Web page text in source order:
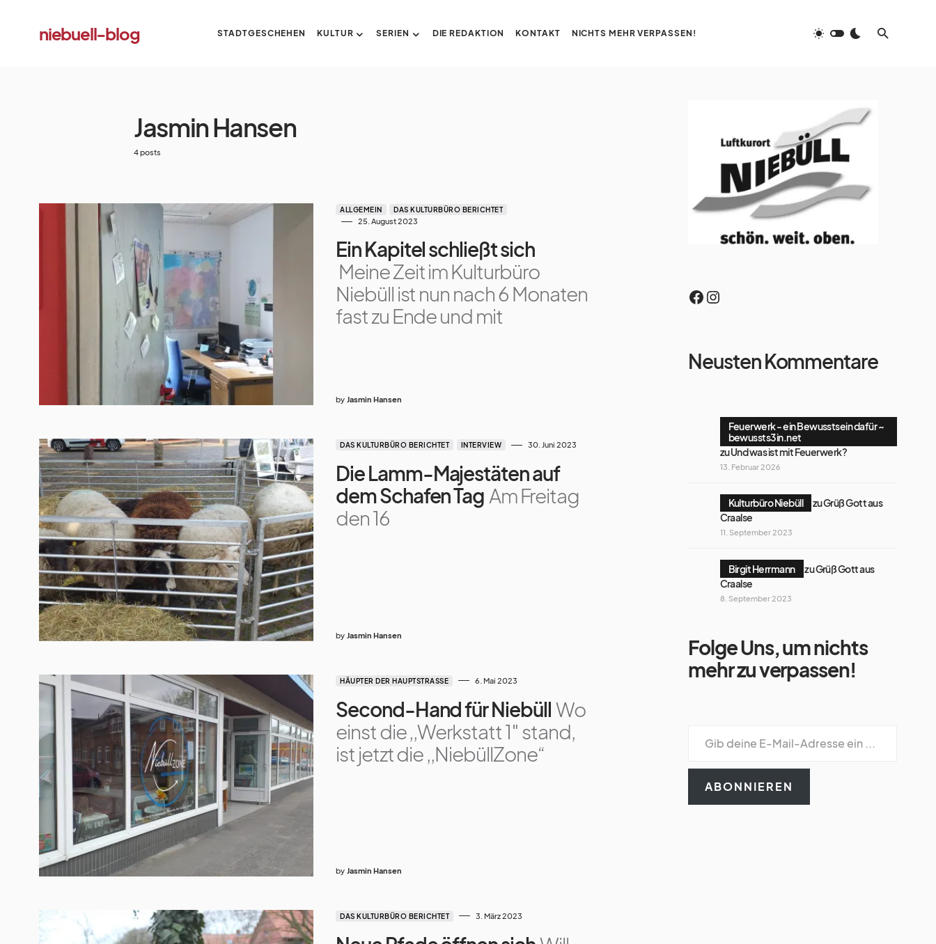
niebuell-blog STADTGESCHEHEN KULTUR SERIEN DIE REDAKTION KONTAKT NICHTS MEHR VERPASSEN!
Jasmin Hansen
4 posts
ALLGEMEIN DAS KULTURBÜRO BERICHTET
25. August 2023
Ein Kapitel schließt sich
Meine Zeit im Kulturbüro
Niebüll ist nun nach 6 Monaten
fast zu Ende und mit
by Jasmin Hansen
DAS KULTURBÜRO BERICHTET INTERVIEW 30. Juni 2023
Die Lamm-Majestäten auf
dem Schafen Tag Am Freitag
den 16
by Jasmin Hansen
HÄUPTER DER HAUPTSTRASSE 6. Mai 2023
Second-Hand für Niebüll Wo
einst die ,,Werkstatt 1″ stand,
ist jetzt die ,,NiebüllZone“
by Jasmin Hansen
DAS KULTURBÜRO BERICHTET 3. März 2023
Neusten Kommentare
Feuerwerk - ein Bewusstsein dafür ~
bewussts3in.net
zuUnd was ist mit Feuerwerk?
13. Februar 2026
Kulturbüro Niebüll zuGrüß Gott aus
Craalse
11. September 2023
Birgit Herrmann zuGrüß Gott aus
Craalse
8. September 2023
Folge Uns, um nichts
mehr zu verpassen!
ABONNIEREN